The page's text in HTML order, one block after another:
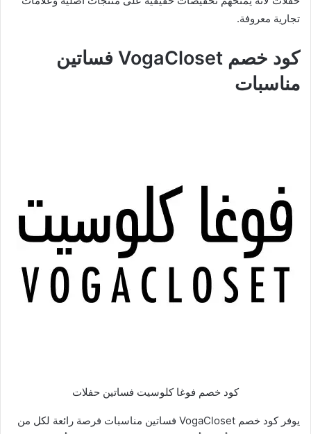
تجارية معروفة.
كود خصم VogaCloset فساتين
مناسبات
كود خصم فوغا كلوسيت فساتين حفلات
يوفر كود خصم VogaCloset فساتين مناسبات فرصة رائعة لكل من